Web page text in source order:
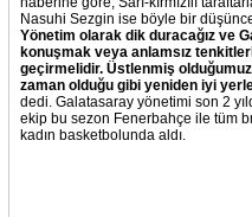
Nasuhi Sezgin ise böyle bir
Yönetim olarak dik duracağız ve
konuşmak veya anlamsız
geçirmelidir. Üstlenmiş
zaman olduğu gibi yeniden iyi
dedi. Galatasaray yönetimi son 2
ekip bu sezon Fenerbahçe ile tüm
kadın basketbolunda aldı.